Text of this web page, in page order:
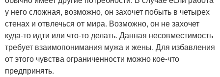
у него сложная, возможно, он захочет побыть в четырех
стенах и отвлечься от мира. Возможно, он не захочет
куда-то идти или что-то делать. Данная несовместимость
требует взаимопонимания мужа и жены. Для избавления
от этого чувства ограниченности можно кое-что
предпринять.